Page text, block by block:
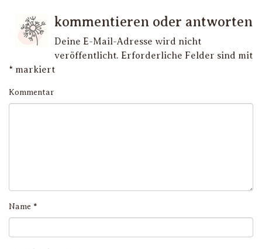
kommentieren oder antworten
Deine E-Mail-Adresse wird nicht
veröffentlicht. Erforderliche Felder sind mit
* markiert
Kommentar
Name *